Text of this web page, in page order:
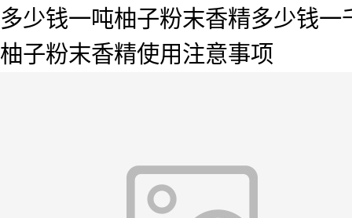
多少钱一吨柚子粉末香精多少钱
柚子粉末香精使用注意事项